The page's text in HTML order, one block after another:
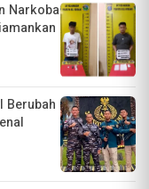
Narkoba
Berubah